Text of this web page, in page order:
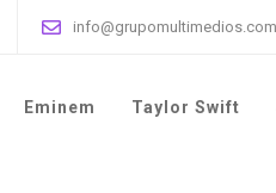
Eminem Taylor Swift